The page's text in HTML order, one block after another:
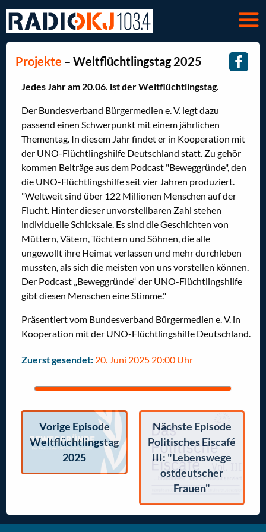
Projekte – Weltflüchtlingstag 2025
Jedes Jahr am 20.06. ist der Weltflüchtlingstag.
Der Bundesverband Bürgermedien e. V. legt dazu
passend einen Schwerpunkt mit einem jährlichen
Thementag. In diesem Jahr findet er in Kooperation mit
der UNO-Flüchtlingshilfe Deutschland statt. Zu gehör
kommen Beiträge aus dem Podcast "Beweggründe", den
die UNO-Flüchtlingshilfe seit vier Jahren produziert.
"Weltweit sind über 122 Millionen Menschen auf der
Flucht. Hinter dieser unvorstellbaren Zahl stehen
individuelle Schicksale. Es sind die Geschichten von
Müttern, Vätern, Töchtern und Söhnen, die alle
ungewollt ihre Heimat verlassen und mehr durchleben
mussten, als sich die meisten von uns vorstellen können.
Der Podcast „Beweggründe“ der UNO-Flüchtlingshilfe
gibt diesen Menschen eine Stimme."
Präsentiert vom Bundesverband Bürgermedien e. V. in
Kooperation mit der UNO-Flüchtlingshilfe Deutschland.
Zuerst gesendet: 20. Juni 2025 20:00 Uhr
Vorige Episode
Weltflüchtlingstag
2025
Nächste Episode
Politisches Eiscafé
III: "Lebenswege
ostdeutscher
Frauen"